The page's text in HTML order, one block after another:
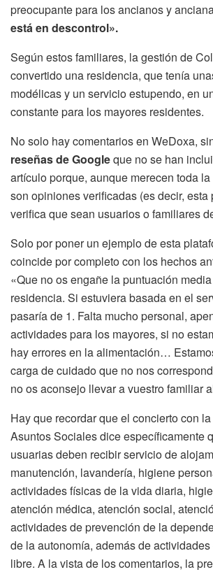
preocupante para los ancianos y
está en descontrol».
Según estos familiares, la gestión de
convertido una residencia, que tenía
modélicas y un servicio estupendo, en
constante para los mayores residentes.
No solo hay comentarios en WeDoxa,
reseñas de Googleque no se han
artículo porque, aunque merecen toda
son opiniones verificadas (es decir, esta
verifica que sean usuarios o familiares
Solo por poner un ejemplo de esta
coincide por completo con los hechos
«Que no os engañe la puntuación
residencia. Si estuviera basada en el
pasaría de 1. Falta mucho personal,
actividades para los mayores, si no
hay errores en la alimentación…
carga de cuidado que no nos
no os aconsejo llevar a vuestro familiar
Hay que recordar que el concierto con
Asuntos Sociales dice específicamente
usuarias deben recibir servicio de
manutención, lavandería, higiene
actividades físicas de la vida diaria,
atención médica, atención social,
actividades de prevención de la
de la autonomía, además de
libre. A la vista de los comentarios, la